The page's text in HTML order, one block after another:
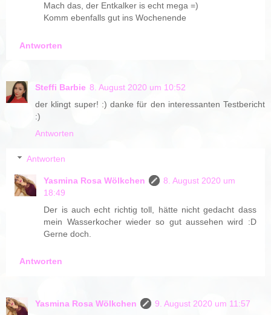
Mach das, der Entkalker is echt mega =)
Komm ebenfalls gut ins Wochenende
Antworten
Steffi Barbie 8. August 2020 um 10:52
der klingt super! :) danke für den interessanten Testbericht
:)
Antworten
Antworten
Yasmina Rosa Wölkchen
8. August 2020 um
18:49
Der is auch echt richtig toll, hätte nicht gedacht dass
mein Wasserkocher wieder so gut aussehen wird :D
Gerne doch.
Antworten
Yasmina Rosa Wölkchen
9. August 2020 um 11:57